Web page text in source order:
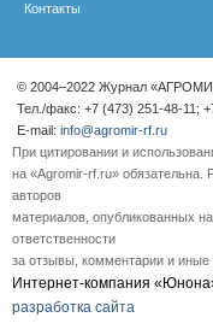
Контакты
© 2004–2022 Журнал
Тел./факс: +7 (473) 251-48-11;
E-mail: info@agromir-rf.ru
При цитировании и
на «Agromir-rf.ru» обязательна.
авторов
материалов, опубликованных
ответственности
за отзывы, комментарии и
Интернет-компания
разработка сайта